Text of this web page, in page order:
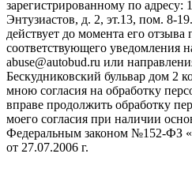
зарегистрированному по адресу:
Энтузиастов, д. 2, эт.13, пом. 8-
действует до момента его отзыва
соответствующего уведомления
abuse@autobud.ru или
Бескудниковский бульвар дом 2
мною согласия на обработку
вправе продолжить обработку
моего согласия при наличии
Федеральным законом №152-ФЗ
от 27.07.2006 г.